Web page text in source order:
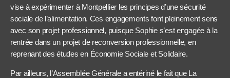
vise à expérimenter à Montpellier les principes d’une sécurité
sociale de l’alimentation. Ces engagements font pleinement sens
avec son projet professionnel, puisque Sophie s’est engagée à la
rentrée dans un projet de reconversion professionnelle, en
reprenant des études en Économie Sociale et Solidaire.
Par ailleurs, l’Assemblée Générale a entériné le fait que La